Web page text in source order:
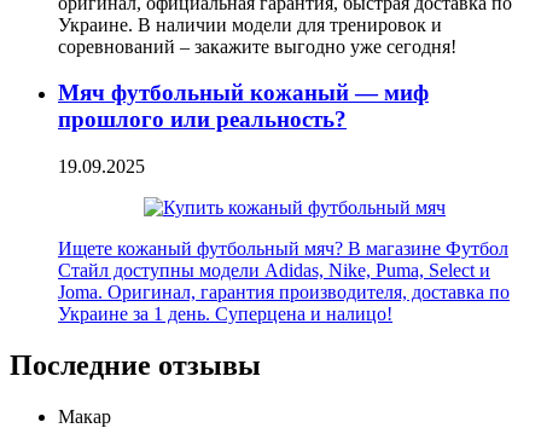
Украине. В наличии модели для тренировок и
соревнований – закажите выгодно уже сегодня!
Мяч футбольный кожаный — миф
прошлого или реальность?
19.09.2025
Ищете кожаный футбольный мяч? В магазине Футбол
Стайл доступны модели Adidas, Nike, Puma, Select и
Joma. Оригинал, гарантия производителя, доставка по
Украине за 1 день. Суперцена и налицо!
Последние отзывы
Макар